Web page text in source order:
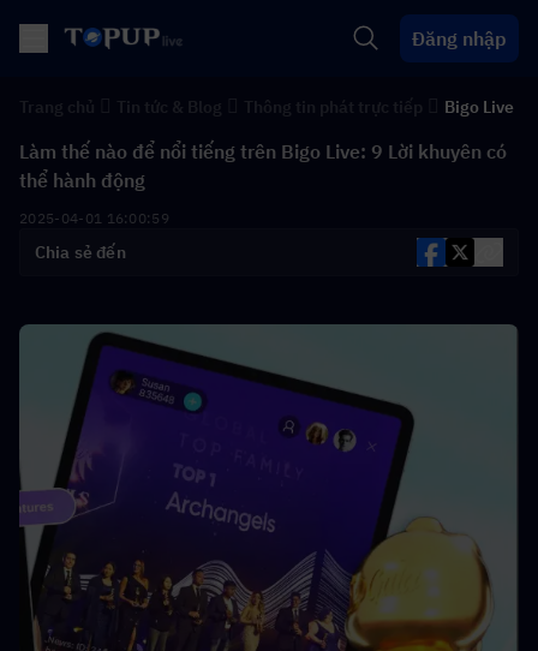
Đăng nhập
Bigo Live
Làm thế nào để nổi tiếng trên Bigo Live: 9 Lời khuyên có
thể hành động
2025-04-01 16:00:59
Chia sẻ đến